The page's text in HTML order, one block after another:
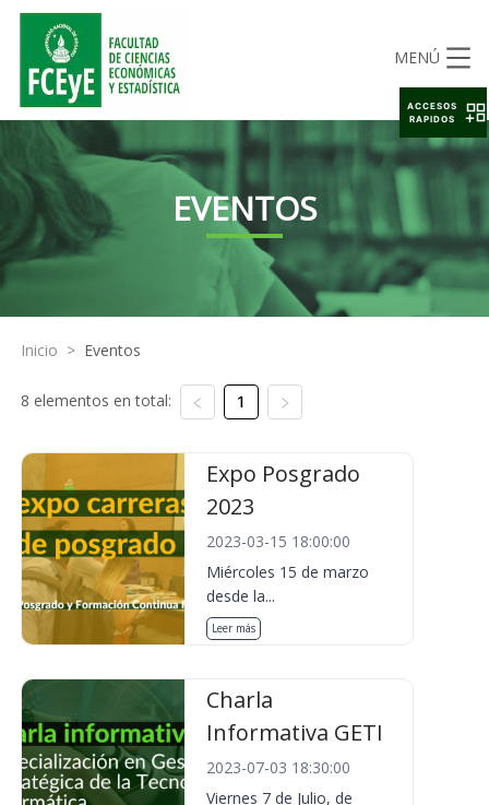
MENÚ
EVENTOS
Inicio > Eventos
8 elementos en total: 1
Expo Posgrado
2023
2023-03-15 18:00:00
Miércoles 15 de marzo
desde la...
Leer más
Charla
Informativa GETI
2023-07-03 18:30:00
Viernes 7 de Julio, de
ACCESOS
RAPIDOS